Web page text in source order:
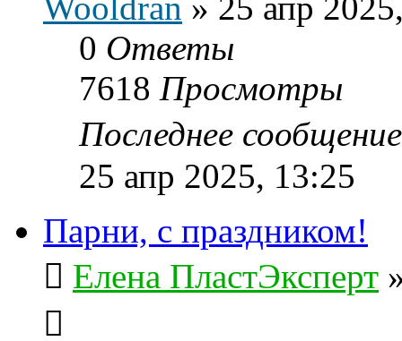
0 Ответы
7618 Просмотры
Последнее
25 апр 2025, 13:25
Парни, с праздником!
Елена ПластЭксперт